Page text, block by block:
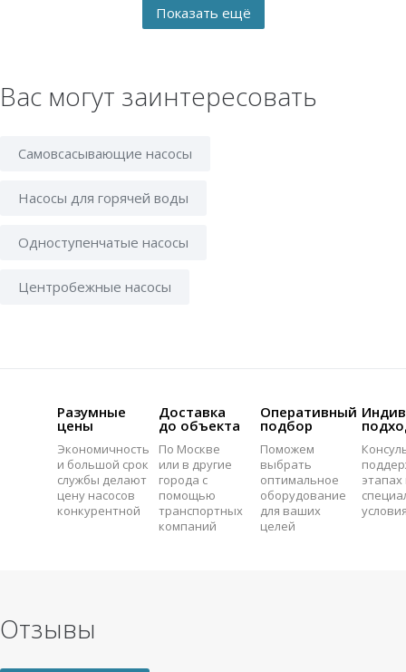
Вас могут заинтересовать
Самовсасывающие насосы
Насосы для горячей воды
Одноступенчатые насосы
Центробежные насосы
Разумные
цены
Экономичность
и большой срок
службы делают
цену насосов
конкурентной
Доставка
до объекта
По Москве
или в другие
города с
помощью
транспортных
компаний
Оперативный
подбор
Поможем
выбрать
оптимальное
оборудование
для ваших
целей
этапах
Отзывы